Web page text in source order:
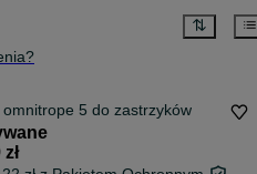
omnitrope 5 do zastrzyków